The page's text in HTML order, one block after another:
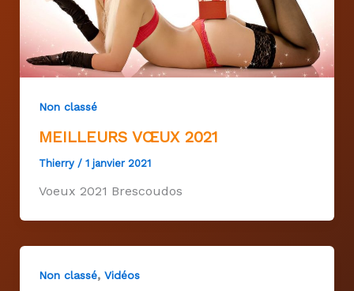
Non classé
MEILLEURS VŒUX 2021
Thierry / 1 janvier 2021
Voeux 2021 Brescoudos
Non classé, Vidéos